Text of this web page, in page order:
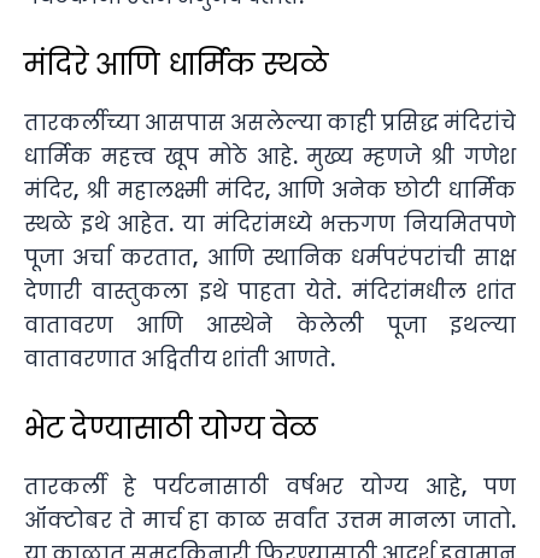
मंदिरे आणि धार्मिक स्थळे
तारकर्लीच्या आसपास असलेल्या काही प्रसिद्ध मंदिरांचे
धार्मिक महत्त्व खूप मोठे आहे. मुख्य म्हणजे श्री गणेश
मंदिर, श्री महालक्ष्मी मंदिर, आणि अनेक छोटी धार्मिक
स्थळे इथे आहेत. या मंदिरांमध्ये भक्तगण नियमितपणे
पूजा अर्चा करतात, आणि स्थानिक धर्मपरंपरांची साक्ष
देणारी वास्तुकला इथे पाहता येते. मंदिरांमधील शांत
वातावरण आणि आस्थेने केलेली पूजा इथल्या
वातावरणात अद्वितीय शांती आणते.
भेट देण्यासाठी योग्य वेळ
तारकर्ली हे पर्यटनासाठी वर्षभर योग्य आहे, पण
ऑक्टोबर ते मार्च हा काळ सर्वांत उत्तम मानला जातो.